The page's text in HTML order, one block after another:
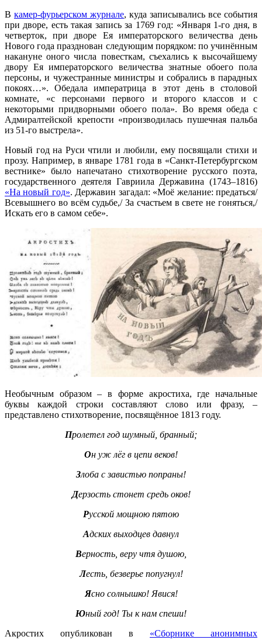
В камер-фурьерском журнале, куда записывались все события
при дворе, есть такая запись за 1769 год: «Января 1-го дня, в
четверток, при дворе Ея императорского величества день
Нового года празднован следующим порядком: по учинённым
накануне оного числа повесткам, съехались к высочайшему
двору Ея императорского величества знатные обоего пола
персоны, и чужестранные министры и собрались в парадных
покоях…». Обедала императрица в этот день в столовой
комнате, «с персонами первого и второго классов и с
некоторыми придворными обоего пола». Во время обеда с
Адмиралтейской крепости «производилась пушечная пальба
из 51-го выстрела».
Новый год на Руси чтили и любили, ему посвящали стихи и
прозу. Например, в январе 1781 года в «Санкт-Петербургском
вестнике» было напечатано стихотворение русского поэта,
государственного деятеля Гавриила Державина (1743–1816)
«На новый год». Державин загадал: «Моё желание: предаться/
Всевышнего во всём судьбе,/ За счастьем в свете не гоняться,/
Искать его в самом себе».
Необычным образом – в форме акростиха, где начальные
буквы каждой строки составляют слово или фразу, –
представлено стихотворение, посвящённое 1813 году.
Пролетел год шумный, бранный;
Он уж лёг в цепи веков!
Злоба с завистью попраны!
Дерзость стонет средь оков!
Русской мощною пятою
Адских выходцев давнул
Верность, веру чтя душою,
Лесть, безверье попугнул!
Ясно солнышко! Явися!
Юный год! Ты к нам спеши!
Акростих опубликован в «Сборнике анонимных